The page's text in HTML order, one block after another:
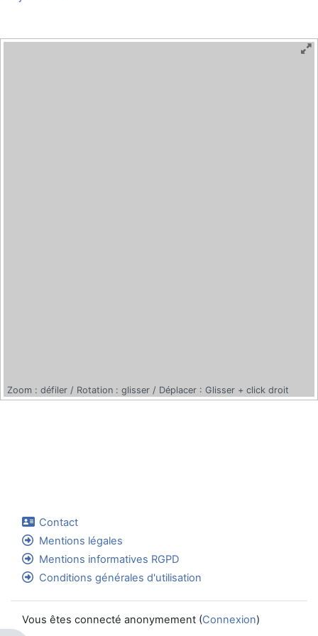
Contact
Mentions légales
Mentions informatives RGPD
Conditions générales d'utilisation
Vous êtes connecté anonymement (Connexion)